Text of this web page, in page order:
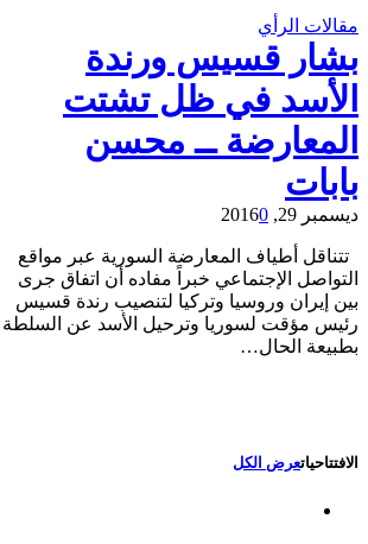
مقالات الرأي
بشار قسيس ورندة
الأسد في ظل تشتت
المعارضة ــ محسن
بابات
ديسمبر 29, 2016 0
تتناقل أطياف المعارضة السورية عبر مواقع
التواصل الإجتماعي خبراً مفاده أن اتفاق جرى
بين إيران وروسيا وتركيا لتنصيب رندة قسيس
رئيس مؤقت لسوريا وترحيل الأسد عن السلطة
بطبيعة الحال…
الافتتاحياتعرض الكل